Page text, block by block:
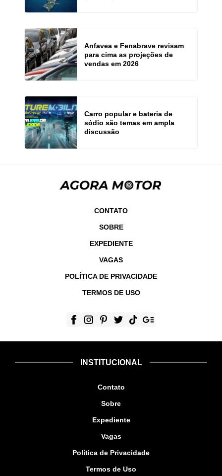
Anfavea e Fenabrave revisam
para cima as projeções de
vendas em 2026
Carro popular e bateria de
sódio são temas em ampla
discussão
CONTATO
SOBRE
EXPEDIENTE
VAGAS
POLÍTICA DE PRIVACIDADE
TERMOS DE USO
INSTITUCIONAL
Contato
Sobre
Expediente
Vagas
Política de Privacidade
Termos de Uso